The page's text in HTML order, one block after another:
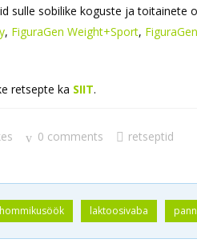
sulle sobilike koguste ja toitainete
, FiguraGen Weight+Sport,
retsepte ka SIIT.
0 comments retseptid
hommikusöök laktoosivaba